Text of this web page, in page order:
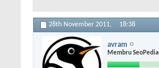
28th November 2011, 18:38
avram
Membru SeoPedia